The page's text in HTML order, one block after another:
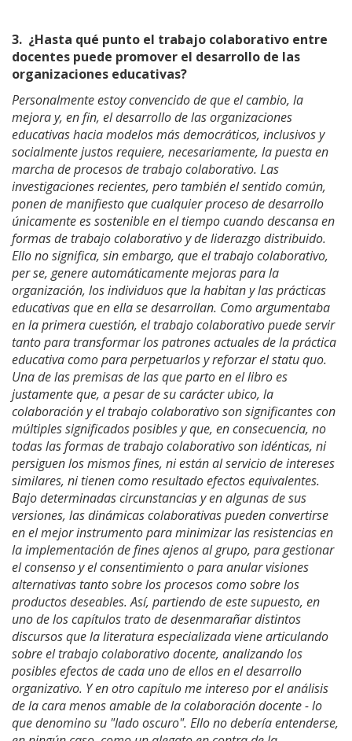
3. ¿Hasta qué punto el trabajo colaborativo entre
docentes puede promover el desarrollo de las
organizaciones educativas?
Personalmente estoy convencido de que el cambio, la
mejora y, en fin, el desarrollo de las organizaciones
educativas hacia modelos más democráticos, inclusivos y
socialmente justos requiere, necesariamente, la puesta en
marcha de procesos de trabajo colaborativo. Las
investigaciones recientes, pero también el sentido común,
ponen de manifiesto que cualquier proceso de desarrollo
únicamente es sostenible en el tiempo cuando descansa en
formas de trabajo colaborativo y de liderazgo distribuido.
Ello no significa, sin embargo, que el trabajo colaborativo,
per se, genere automáticamente mejoras para la
organización, los individuos que la habitan y las prácticas
educativas que en ella se desarrollan. Como argumentaba
en la primera cuestión, el trabajo colaborativo puede servir
tanto para transformar los patrones actuales de la práctica
educativa como para perpetuarlos y reforzar el statu quo.
Una de las premisas de las que parto en el libro es
justamente que, a pesar de su carácter ubico, la
colaboración y el trabajo colaborativo son significantes con
múltiples significados posibles y que, en consecuencia, no
todas las formas de trabajo colaborativo son idénticas, ni
persiguen los mismos fines, ni están al servicio de intereses
similares, ni tienen como resultado efectos equivalentes.
Bajo determinadas circunstancias y en algunas de sus
versiones, las dinámicas colaborativas pueden convertirse
en el mejor instrumento para minimizar las resistencias en
la implementación de fines ajenos al grupo, para gestionar
el consenso y el consentimiento o para anular visiones
alternativas tanto sobre los procesos como sobre los
productos deseables. Así, partiendo de este supuesto, en
uno de los capítulos trato de desenmarañar distintos
discursos que la literatura especializada viene articulando
sobre el trabajo colaborativo docente, analizando los
posibles efectos de cada uno de ellos en el desarrollo
organizativo. Y en otro capítulo me intereso por el análisis
de la cara menos amable de la colaboración docente - lo
que denomino su "lado oscuro". Ello no debería entenderse,